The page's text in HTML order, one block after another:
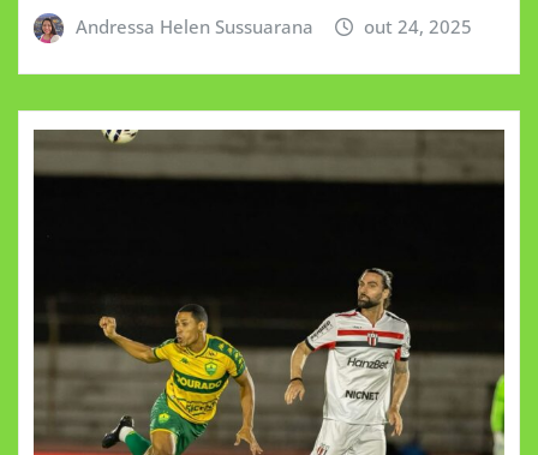
Andressa Helen Sussuarana out 24, 2025